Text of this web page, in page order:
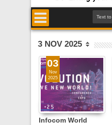
3 NOV 2025
Infocom World
03
Nov
2025